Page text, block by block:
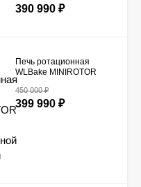
390 990 ₽
Печь ротационная
WLBake MINIROTOR
Pro с расстоечной
камерой
450 000₽
399 990 ₽